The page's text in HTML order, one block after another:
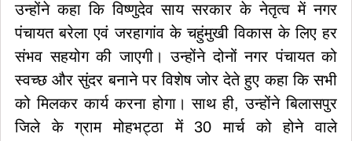
उन्होंने कहा कि विष्णुदेव साय सरकार के नेतृत्व में नगर
पंचायत बरेला एवं जरहागांव के चहुंमुखी विकास के लिए हर
संभव सहयोग की जाएगी। उन्होंने दोनों नगर पंचायत को
स्वच्छ और सुंदर बनाने पर विशेष जोर देते हुए कहा कि सभी
को मिलकर कार्य करना होगा। साथ ही, उन्होंने बिलासपुर
जिले के ग्राम मोहभट्ठा में 30 मार्च को होने वाले